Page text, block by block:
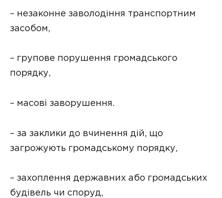
– незаконне заволодіння транспортним
засобом,
– групове порушення громадського
порядку,
– масові заворушення.
– за заклики до вчинення дій, що
загрожують громадському порядку,
– захоплення державних або громадських
будівель чи споруд,